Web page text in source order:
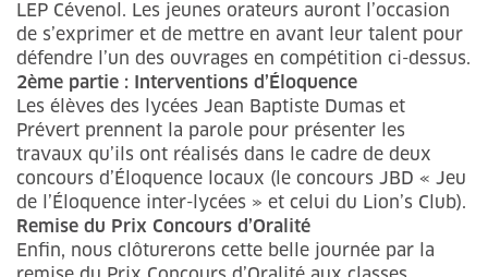
LEP Cévenol. Les jeunes orateurs auront l’occasion
de s’exprimer et de mettre en avant leur talent pour
défendre l’un des ouvrages en compétition ci-dessus.
2ème partie : Interventions d’Éloquence
Les élèves des lycées Jean Baptiste Dumas et
Prévert prennent la parole pour présenter les
travaux qu’ils ont réalisés dans le cadre de deux
concours d’Éloquence locaux (le concours JBD « Jeu
de l’Éloquence inter-lycées » et celui du Lion’s Club).
Remise du Prix Concours d’Oralité
Enfin, nous clôturerons cette belle journée par la